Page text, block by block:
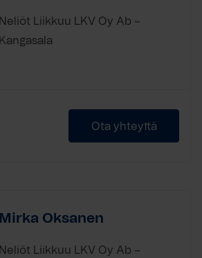
Neliöt Liikkuu LKV Oy Ab –
Kangasala
Ota yhteyttä
Mirka Oksanen
Neliöt Liikkuu LKV Oy Ab –